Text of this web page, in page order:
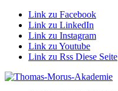
Link zu Facebook
Link zu LinkedIn
Link zu Instagram
Link zu Youtube
Link zu Rss Diese Seite